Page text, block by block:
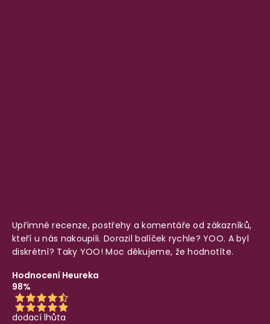
Upřímné recenze, postřehy a komentáře od zákazníků,
kteří u nás nakoupili. Dorazil balíček rychle? YOO. A byl
diskrétní? Taky YOO! Moc děkujeme, že hodnotíte.
Hodnocení Heureka
98%
dodací lhůta